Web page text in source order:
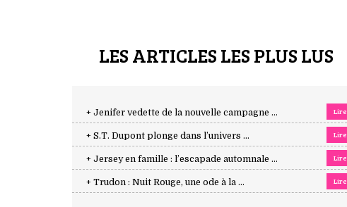
LES ARTICLES LES PLUS LUS
+ Jenifer vedette de la nouvelle campagne ... Lire
+ S.T. Dupont plonge dans l’univers ... Lire
+ Jersey en famille : l’escapade automnale ... Lire
+ Trudon : Nuit Rouge, une ode à la ... Lire